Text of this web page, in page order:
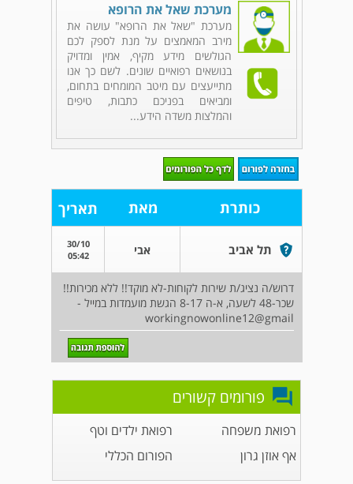
מערכת שאל את הרופא
מערכת "שאל את הרופא" עושה את
מירב המאמצים על מנת לספק לכם
הגולשים מידע מקיף, אמין ומדויק
בנושאים רפואיים שונים. לשם כך אנו
מתייעצים עם מיטב המומחים בתחום,
ומביאים בפניכם כתבות, טיפים
והמלצות משדה הידע...
כותרת מאת תאריך
תל אביב אבי
30/10
05:42
דרוש/ה נציג/ת שירות לקוחות-לא מוקד!! ללא מכירות!!
שכר-48 לשעה, א-ה 8-17 הגשת מועמדות במייל -
workingnowonline12@gmail
פורומים קשורים
רפואת משפחה
רפואת ילדים וטף
אף אוזן גרון
הפורום הכללי